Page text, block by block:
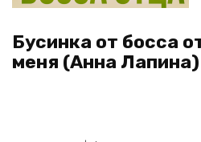
Бусинка от босса
меня (Анна Лапина)